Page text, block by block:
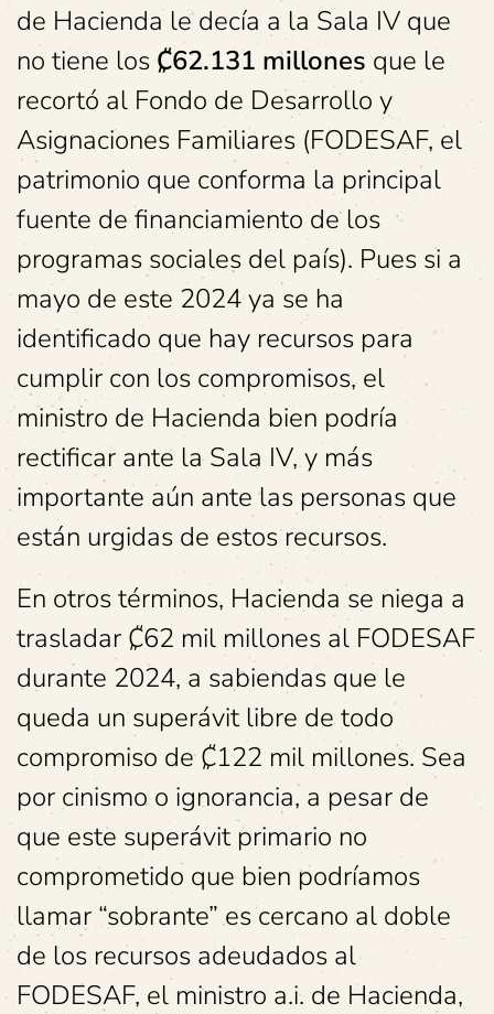
de Hacienda le decía a la Sala IV que
no tiene los ₡62.131 millones que le
recortó al Fondo de Desarrollo y
Asignaciones Familiares (FODESAF, el
patrimonio que conforma la principal
fuente de financiamiento de los
programas sociales del país). Pues si a
mayo de este 2024 ya se ha
identificado que hay recursos para
cumplir con los compromisos, el
ministro de Hacienda bien podría
rectificar ante la Sala IV, y más
importante aún ante las personas que
están urgidas de estos recursos.
En otros términos, Hacienda se niega a
trasladar ₡62 mil millones al FODESAF
durante 2024, a sabiendas que le
queda un superávit libre de todo
compromiso de ₡122 mil millones. Sea
por cinismo o ignorancia, a pesar de
que este superávit primario no
comprometido que bien podríamos
llamar “sobrante” es cercano al doble
de los recursos adeudados al
FODESAF, el ministro a.i. de Hacienda,